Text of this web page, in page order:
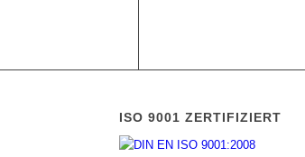
ISO 9001 ZERTIFIZIERT